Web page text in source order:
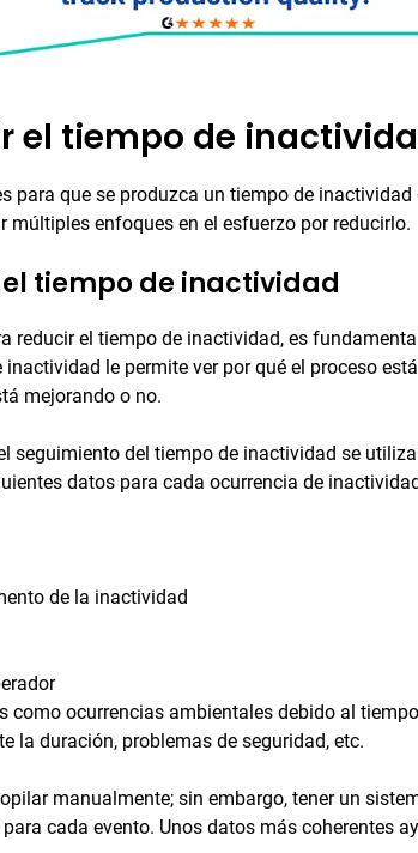
el tiempo de
para que se produzca un tiempo de
múltiples enfoques en el esfuerzo por reducirlo.
tiempo de inactividad
reducir el tiempo de inactividad, es
le permite ver por qué el proceso
mejorando o no.
seguimiento del tiempo de inactividad se
datos para cada ocurrencia de
de la inactividad
como ocurrencias ambientales debido al
la duración, problemas de seguridad, etc.
manualmente; sin embargo, tener un
cada evento. Unos datos más coherentes